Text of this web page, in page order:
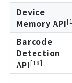
Device
Memory API
Barcode
Detection
API[18]